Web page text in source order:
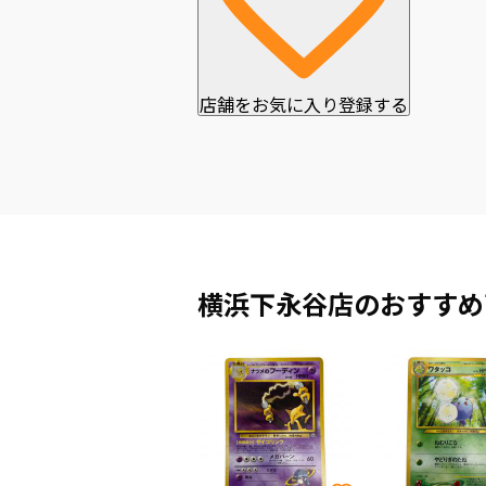
店舗をお気に入り登録する
横浜下永谷店のおすす